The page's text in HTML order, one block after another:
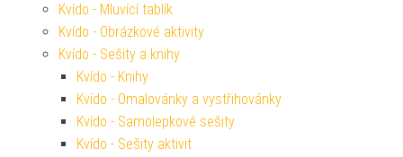
Kvído - Mluvící tablík
Kvído - Obrázkové aktivity
Kvído - Sešity a knihy
Kvído - Knihy
Kvído - Omalovánky a vystřihovánky
Kvído - Samolepkové sešity
Kvído - Sešity aktivit